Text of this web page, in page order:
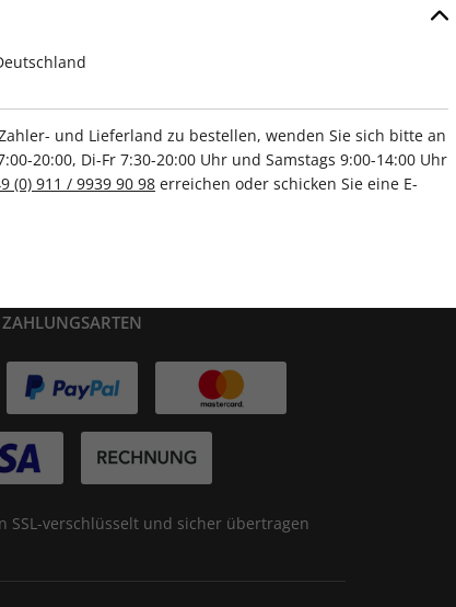
ABO-VORTEILE
Gratis Versand Exklusive Rabatte
ZAHLUNGSARTEN
SSL-verschlüsselt und sicher übertragen
und Lieferland zu bestellen, wenden Sie sich bitte an
20:00, Di-Fr 7:30-20:00 Uhr und Samstags 9:00-14:00 Uhr
(0) 911 / 9939 90 98 erreichen oder schicken Sie eine E-